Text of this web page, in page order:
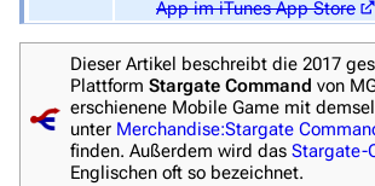
Stargate Infinity
Stargate-Romane
Filme
Das Stargate-Universum
App im iTunes App Store
Dieser Artikel beschreibt die 2017
Plattform Stargate Command von
erschienene Mobile Game mit
unter Merchandise:Stargate
finden. Außerdem wird das Stargate-
Englischen oft so bezeichnet.